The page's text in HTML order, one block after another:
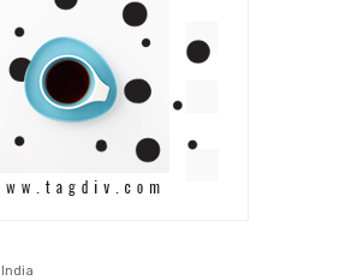
India